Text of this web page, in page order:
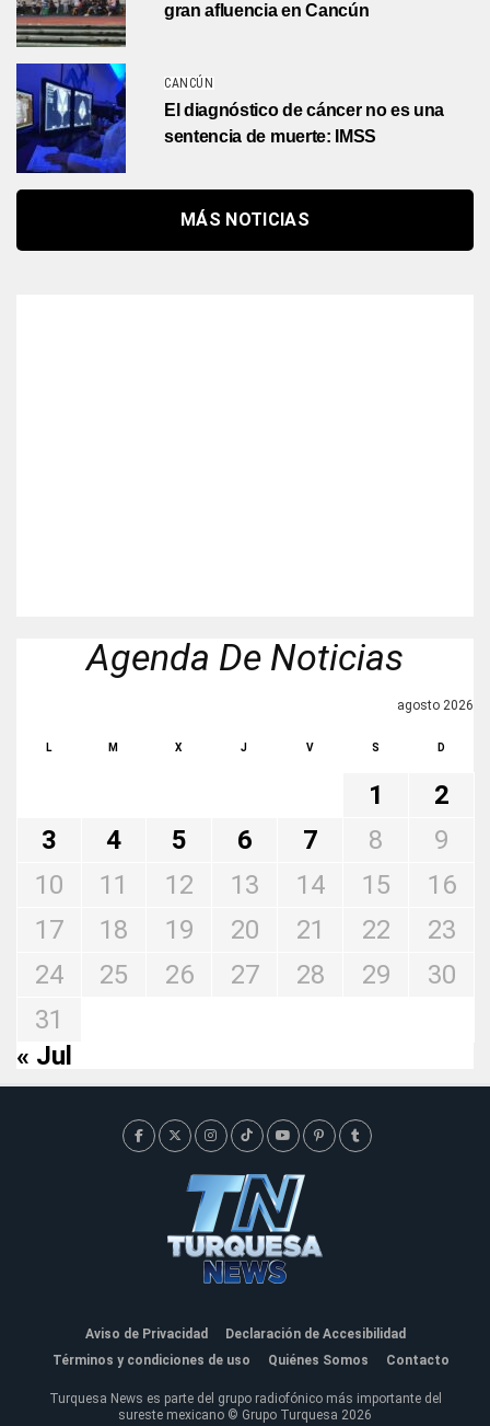
gran afluencia en Cancún
CANCÚN
El diagnóstico de cáncer no es una
sentencia de muerte: IMSS
MÁS NOTICIAS
Agenda De Noticias
agosto 2026
L M X J V S D
1
2
3
4 5 6 7 8
9
10
11 12 13 14 15
16
17
18 19 20 21 22
23
24
25 26 27 28 29
30
31
« Jul
Aviso de Privacidad
Declaración de Accesibilidad
Términos y condiciones de uso
Quiénes Somos Contacto
Turquesa News es parte del grupo radiofónico más importante del
sureste mexicano © Grupo Turquesa 2026